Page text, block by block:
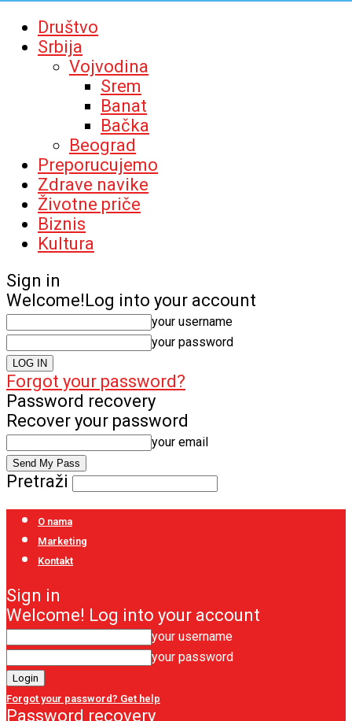
Društvo
Srbija
Vojvodina
Srem
Banat
Bačka
Beograd
Preporucujemo
Zdrave navike
Životne priče
Biznis
Kultura
Sign in
Welcome!Log into your account
your username
your password
Forgot your password?
Password recovery
Recover your password
your email
Pretraži
O nama
Marketing
Kontakt
Sign in
Welcome! Log into your account
your username
your password
Forgot your password? Get help
Password recovery